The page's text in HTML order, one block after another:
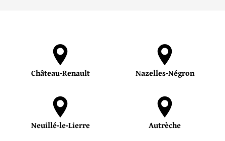
Château‑Renault Nazelles‑Négron
Neuillé‑le‑Lierre Autrèche